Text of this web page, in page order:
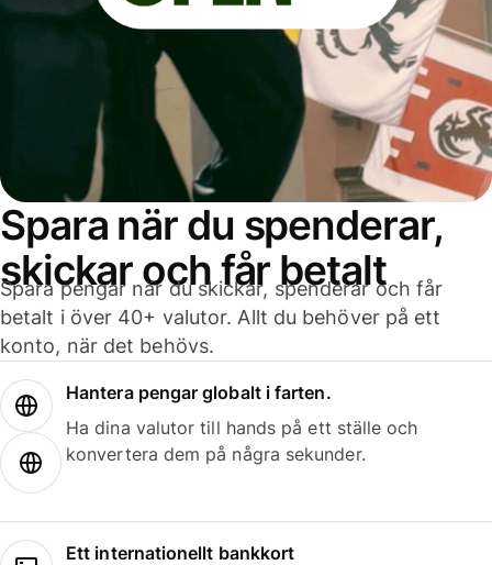
Spara när du spenderar,
skickar och får betalt
Spara pengar när du skickar, spenderar och får
betalt i över 40+ valutor. Allt du behöver på ett
konto, när det behövs.
Hantera pengar globalt i farten.
Ha dina valutor till hands på ett ställe och
konvertera dem på några sekunder.
Ett internationellt bankkort